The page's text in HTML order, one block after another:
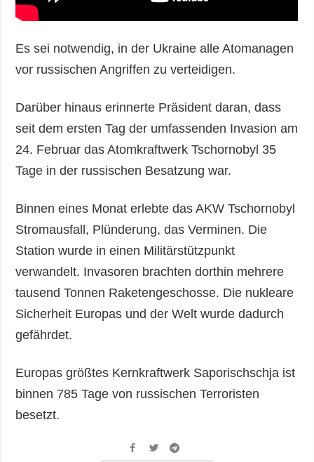
Es sei notwendig, in der Ukraine alle Atomanagen
vor russischen Angriffen zu verteidigen.
Darüber hinaus erinnerte Präsident daran, dass
seit dem ersten Tag der umfassenden Invasion am
24. Februar das Atomkraftwerk Tschornobyl 35
Tage in der russischen Besatzung war.
Binnen eines Monat erlebte das AKW Tschornobyl
Stromausfall, Plünderung, das Verminen. Die
Station wurde in einen Militärstützpunkt
verwandelt. Invasoren brachten dorthin mehrere
tausend Tonnen Raketengeschosse. Die nukleare
Sicherheit Europas und der Welt wurde dadurch
gefährdet.
Europas größtes Kernkraftwerk Saporischschja ist
binnen 785 Tage von russischen Terroristen
besetzt.